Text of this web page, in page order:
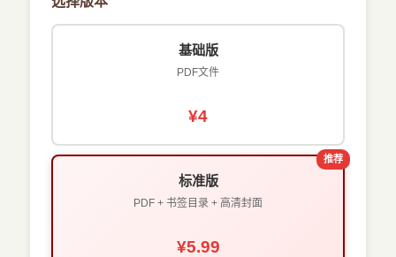
基础版
PDF文件
¥4
推荐
标准版
PDF + 书签目录 + 高清封面
¥5.99